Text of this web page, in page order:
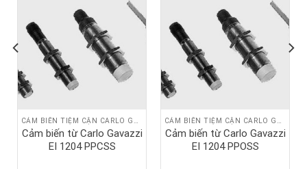
Cảm biến từ Carlo Gavazzi
EI 1204 PPCSS
Cảm biến từ Carlo Gavazzi
EI 1204 PPOSS